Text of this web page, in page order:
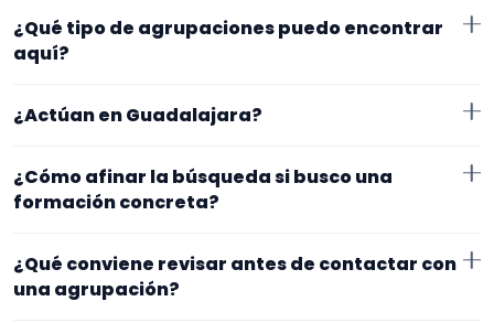
¿Qué tipo de agrupaciones puedo encontrar
aquí?
aniversarios. Conviene comparar repertorio, tamaño
¿Actúan en Guadalajara?
trabajan en Guadalajara. Algunos son de la zona y
confirmar lugar exacto, horarios y posibles gastos.
¿Cómo afinar la búsqueda si busco una
formación concreta?
Empieza por el tipo de evento y la zona. Si ya sabes el
formato que te encaja, usa el filtro de tipo de
agrupación para quedarte con opciones más
¿Qué conviene revisar antes de contactar con
una agrupación?